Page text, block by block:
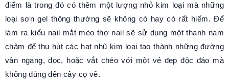
điểm là trong đó có thêm một lượng nhỏ kim loại mà những
loại sơn gel thông thường sẽ không có hay có rất hiếm. Để
làm ra kiểu nail mắt mèo thợ nail sẽ sử dụng một thanh nam
châm để thu hút các hạt nhũ kim loại tạo thành những đường
vân ngang, dọc, hoặc vắt chéo với một vẻ đẹp độc đáo mà
không dùng đến cây cọ vẽ.